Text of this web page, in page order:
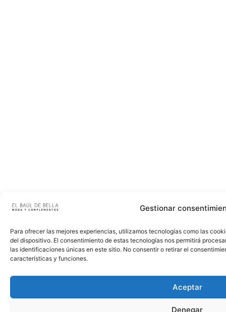
Gestionar
Para ofrecer las mejores experiencias, utilizamos tecnologías como las
del dispositivo. El consentimiento de estas tecnologías nos permitirá
las identificaciones únicas en este sitio. No consentir o retirar el
características y funciones.
Aceptar
Denegar